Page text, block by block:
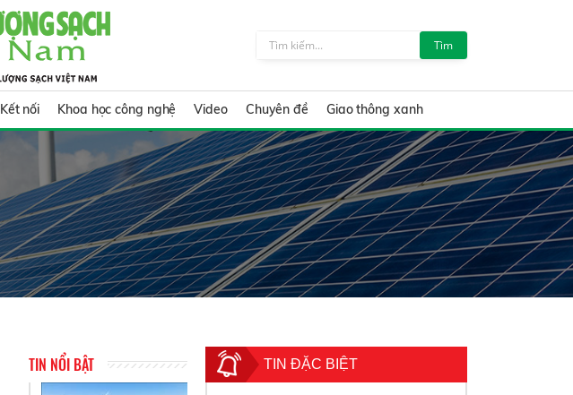
Tìm
Kết nối Khoa học công nghệ Video Chuyên đề Giao thông xanh
TIN NỔI BẬT TIN ĐẶC BIỆT